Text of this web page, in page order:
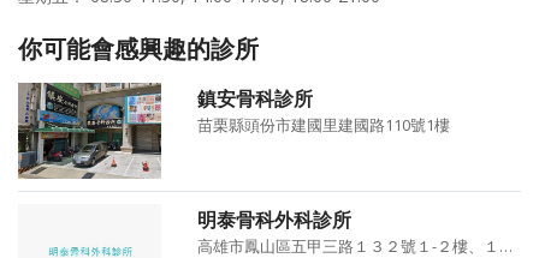
你可能會感興趣的診所
鎮安骨科診所
苗栗縣頭份市建國里建國路110號1樓
明泰骨科外科診所
高雄市鳳山區五甲三路１３２號１-２樓、１３４號１樓